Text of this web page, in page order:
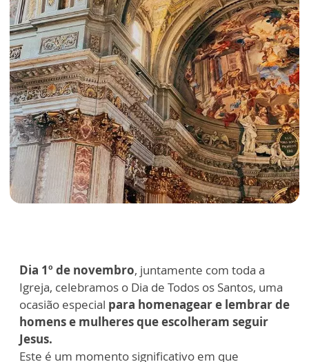
Dia 1º de novembro, juntamente com toda a
Igreja, celebramos o Dia de Todos os Santos, uma
ocasião especial para homenagear e lembrar de
homens e mulheres que escolheram seguir
Jesus.
Este é um momento significativo em que